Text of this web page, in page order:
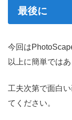
最後に
今回は
以上に簡単では
工夫次第で面白
てください。